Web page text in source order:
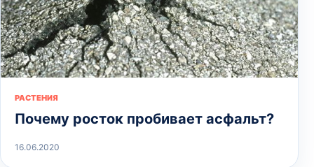
РАСТЕНИЯ
Почему росток пробивает асфальт?
16.06.2020